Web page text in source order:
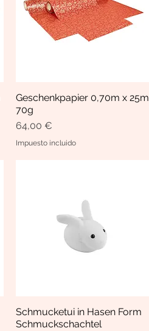
Vista rápida
Geschenkpapier 0,70m x 25m
70g
Precio
64,00 €
Impuesto incluido
Vista rápida
Schmucketui in Hasen Form
Schmuckschachtel